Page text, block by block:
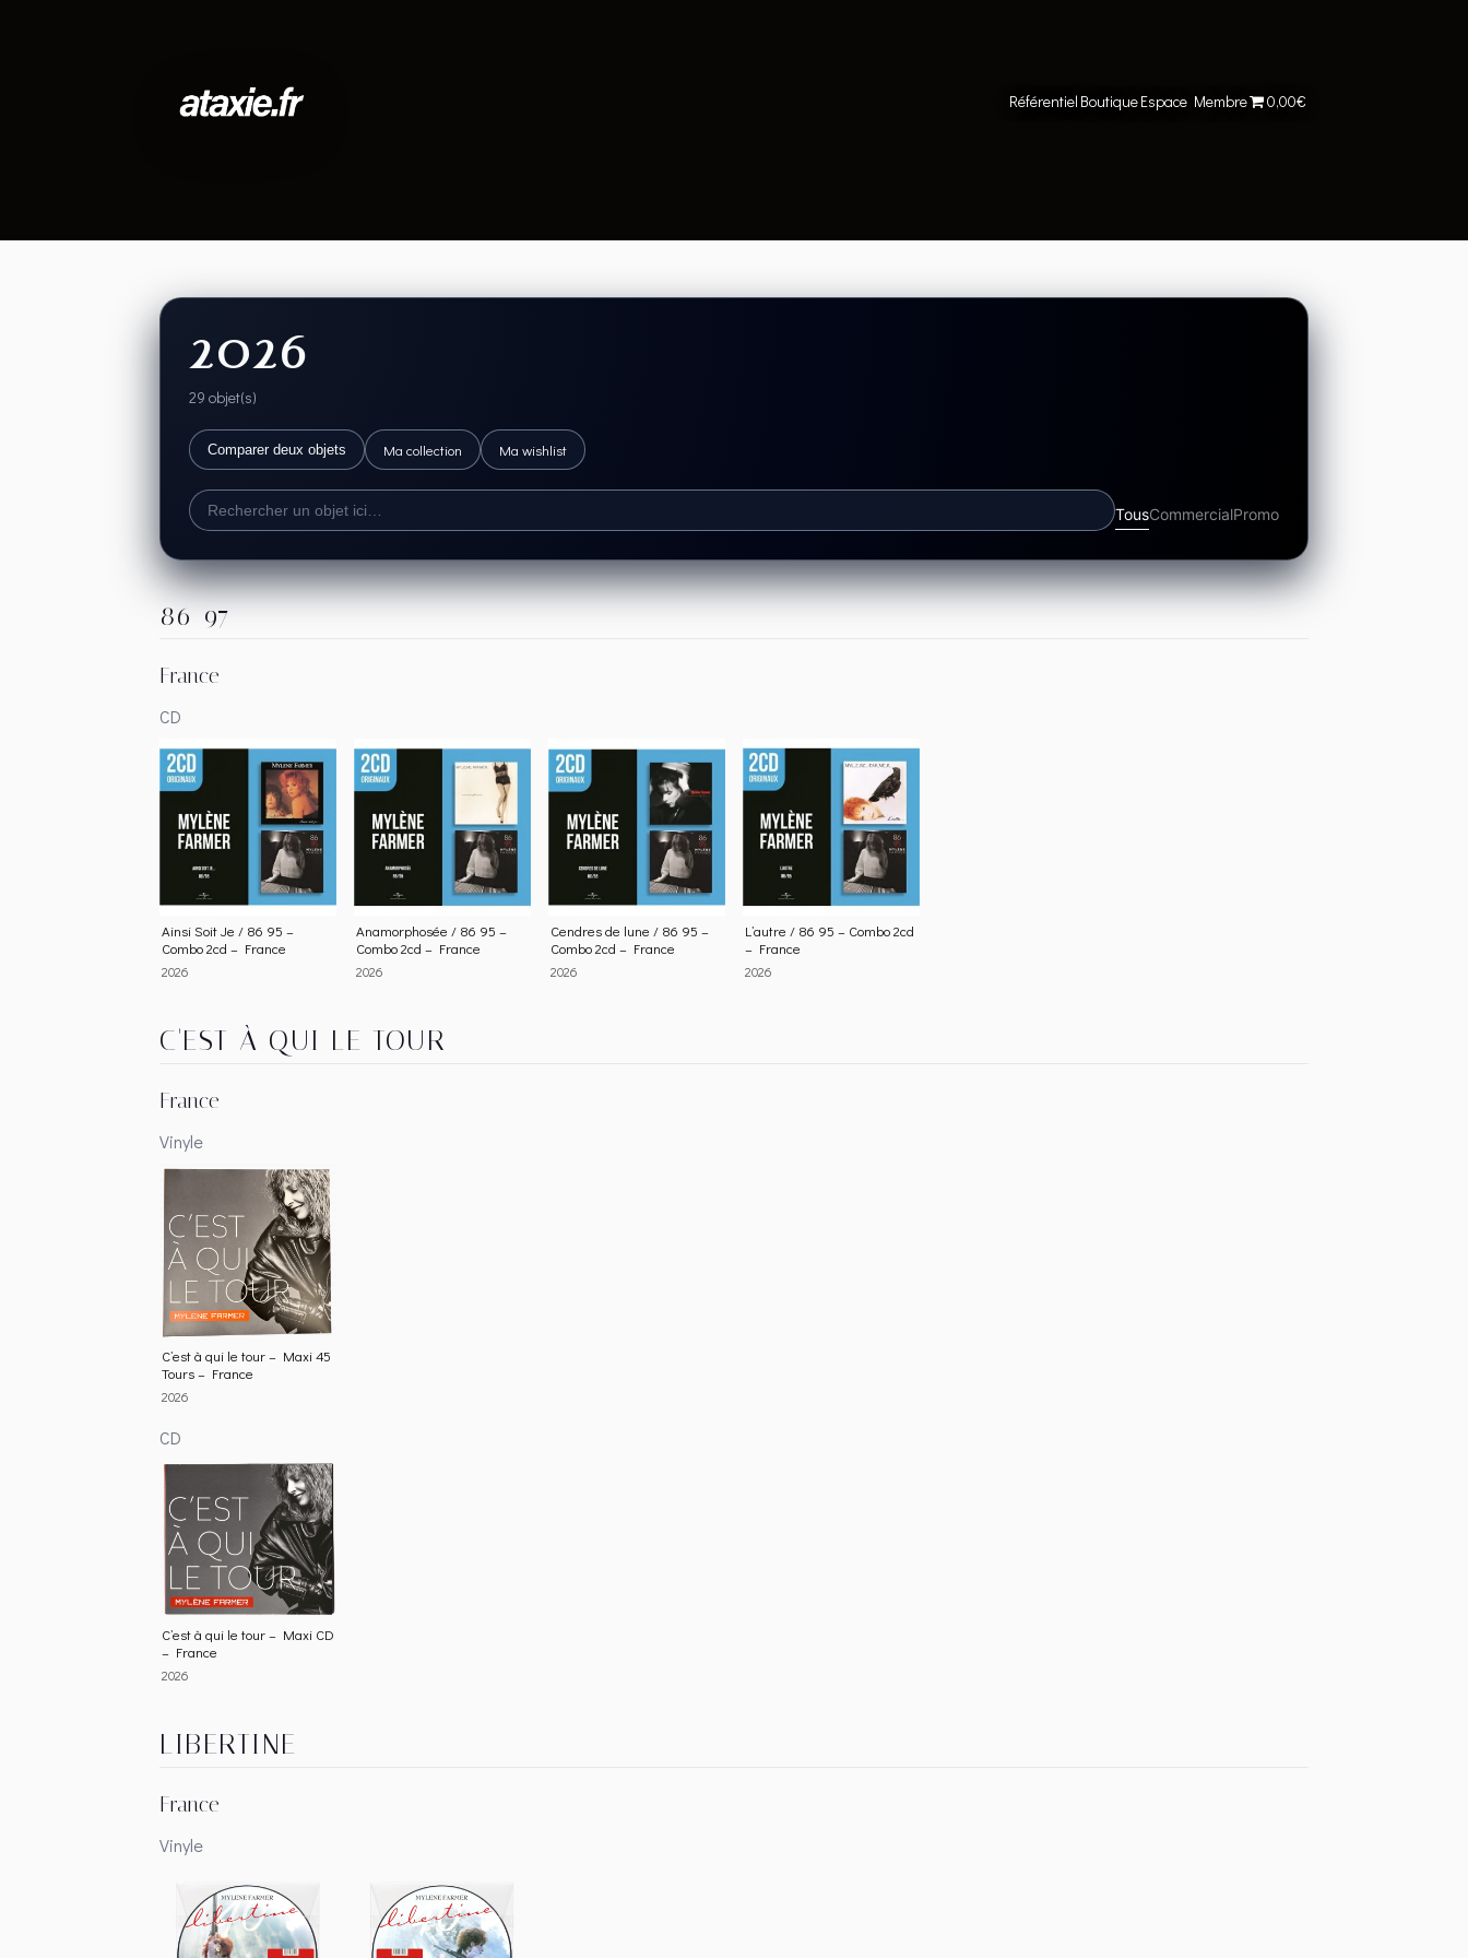
Référentiel BoutiqueEspace Membre 0,00€
2026
29 objet(s)
Comparer deux objets Ma collection Ma wishlist
TousCommercialPromo
86-97
France
CD
Ainsi Soit Je / 86 95 –
Combo 2cd – France
2026
Anamorphosée / 86 95 –
Combo 2cd – France
2026
Cendres de lune / 86 95 –
Combo 2cd – France
2026
L’autre / 86 95 – Combo 2cd
– France
2026
C'EST À QUI LE TOUR
France
Vinyle
C’est à qui le tour – Maxi 45
Tours – France
2026
CD
C’est à qui le tour – Maxi CD
– France
2026
LIBERTINE
France
Vinyle